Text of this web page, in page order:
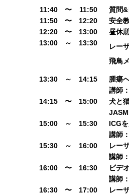
11:40 〜 11:50
質問
11:50
〜 12:20
安全
12:20
〜 13:00
昼休
13:00
～ 13:30
レー
飛鳥
13:30 ～ 14:15
腫瘍
講師
14:15
〜 15:00
犬と
15:00
～ 15:30
ICG
講師
15:30
～ 16:00
レー
講師
16:00
〜 16:30
ビデ
講師
16:30
〜 17:00
レー